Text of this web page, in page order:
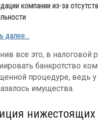
компании из-за
далее…
все это, в налоговой
банкротство
процедуре, ведь
имущества.
нижестоящих